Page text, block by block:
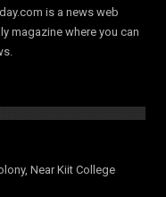
is a news web
magazine where you can
Near Kiit College